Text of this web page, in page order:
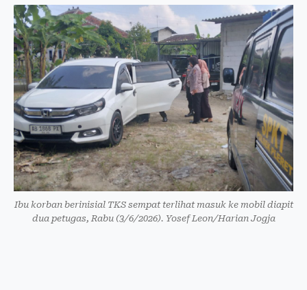
Ibu korban berinisial TKS sempat terlihat masuk ke mobil diapit
dua petugas, Rabu (3/6/2026). Yosef Leon/Harian Jogja